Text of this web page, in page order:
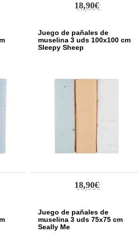
18,90€
Juego de pañales de
muselina 3 uds 100x100 cm
Sleepy Sheep
18,90€
Juego de pañales de
muselina 3 uds 75x75 cm
Seally Me